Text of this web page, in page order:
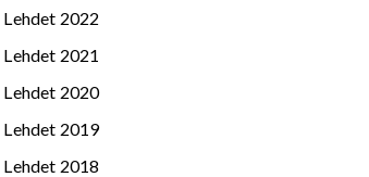
Lehdet 2022
Lehdet 2021
Lehdet 2020
Lehdet 2019
Lehdet 2018